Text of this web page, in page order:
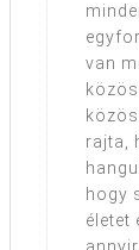
van
rajta,
hogy
életet